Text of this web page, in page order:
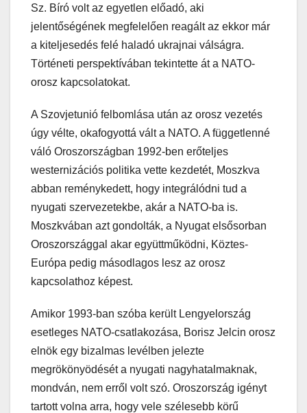
Sz. Bíró volt az egyetlen előadó, aki
jelentőségének megfelelően reagált az ekkor már
a kiteljesedés felé haladó ukrajnai válságra.
Történeti perspektívában tekintette át a NATO-
orosz kapcsolatokat.
A Szovjetunió felbomlása után az orosz vezetés
úgy vélte, okafogyottá vált a NATO. A függetlenné
váló Oroszországban 1992-ben erőteljes
westernizációs politika vette kezdetét, Moszkva
abban reménykedett, hogy integrálódni tud a
nyugati szervezetekbe, akár a NATO-ba is.
Moszkvában azt gondolták, a Nyugat elsősorban
Oroszországgal akar együttműködni, Köztes-
Európa pedig másodlagos lesz az orosz
kapcsolathoz képest.
Amikor 1993-ban szóba került Lengyelország
esetleges NATO-csatlakozása, Borisz Jelcin orosz
elnök egy bizalmas levélben jelezte
megrökönyödését a nyugati nagyhatalmaknak,
mondván, nem erről volt szó. Oroszország igényt
tartott volna arra, hogy vele szélesebb körű